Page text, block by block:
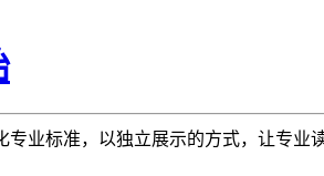
业标准，以独立展示的方式，让专业